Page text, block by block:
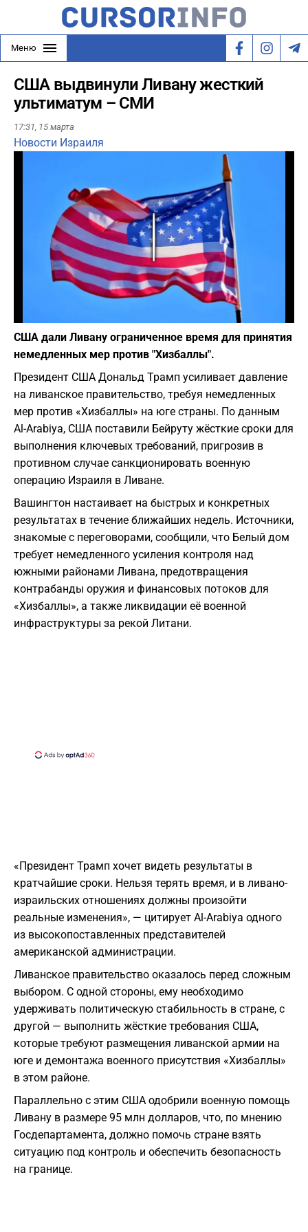
Меню
США выдвинули Ливану жесткий
ультиматум – СМИ
17:31, 15 марта
Новости Израиля
Play
Фото: Pixabay
США дали Ливану ограниченное время для принятия
немедленных мер против "Хизбаллы".
Президент США Дональд Трамп усиливает давление
на ливанское правительство, требуя немедленных
мер против «Хизбаллы» на юге страны. По данным
Al-Arabiya, США поставили Бейруту жёсткие сроки для
выполнения ключевых требований, пригрозив в
противном случае санкционировать военную
операцию Израиля в Ливане.
Вашингтон настаивает на быстрых и конкретных
результатах в течение ближайших недель. Источники,
знакомые с переговорами, сообщили, что Белый дом
требует немедленного усиления контроля над
южными районами Ливана, предотвращения
контрабанды оружия и финансовых потоков для
«Хизбаллы», а также ликвидации её военной
инфраструктуры за рекой Литани.
«Президент Трамп хочет видеть результаты в
кратчайшие сроки. Нельзя терять время, и в ливано-
израильских отношениях должны произойти
реальные изменения», — цитирует Al-Arabiya одного
из высокопоставленных представителей
американской администрации.
Ливанское правительство оказалось перед сложным
выбором. С одной стороны, ему необходимо
удерживать политическую стабильность в стране, с
другой — выполнить жёсткие требования США,
которые требуют размещения ливанской армии на
юге и демонтажа военного присутствия «Хизбаллы»
в этом районе.
Параллельно с этим США одобрили военную помощь
Ливану в размере 95 млн долларов, что, по мнению
Госдепартамента, должно помочь стране взять
ситуацию под контроль и обеспечить безопасность
на границе.